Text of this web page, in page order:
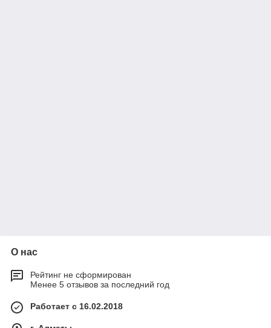
О нас
Рейтинг не сформирован
Менее 5 отзывов за последний год
Работает с 16.02.2018